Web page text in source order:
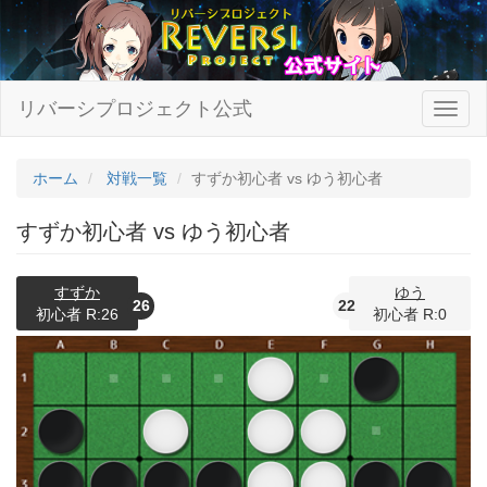
リバーシプロジェクト公式
ホーム 対戦一覧 すずか初心者 vs ゆう初心者
すずか初心者 vs ゆう初心者
すずか
初心者 R:26
26
ゆう
初心者 R:0
22